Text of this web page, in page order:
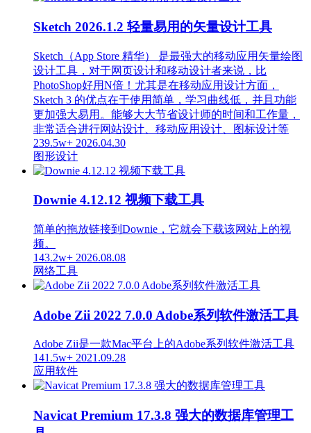
Sketch 2026.1.2 轻量易用的矢量设计工具
Sketch（App Store 精华） 是最强大的移动应用矢量绘图
设计工具，对于网页设计和移动设计者来说，比
PhotoShop好用N倍！尤其是在移动应用设计方面，
Sketch 3 的优点在于使用简单，学习曲线低，并且功能
更加强大易用。能够大大节省设计师的时间和工作量，
非常适合进行网站设计、移动应用设计、图标设计等
239.5w+ 2026.04.30
图形设计
Downie 4.12.12 视频下载工具
简单的拖放链接到Downie，它就会下载该网站上的视
频。
143.2w+ 2026.08.08
网络工具
Adobe Zii 2022 7.0.0 Adobe系列软件激活工具
Adobe Zii是一款Mac平台上的Adobe系列软件激活工具
141.5w+ 2021.09.28
应用软件
Navicat Premium 17.3.8 强大的数据库管理工